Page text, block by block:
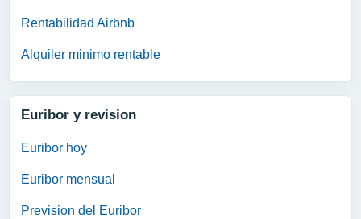
Rentabilidad Airbnb
Alquiler minimo rentable
Euribor y revision
Euribor hoy
Euribor mensual
Prevision del Euribor